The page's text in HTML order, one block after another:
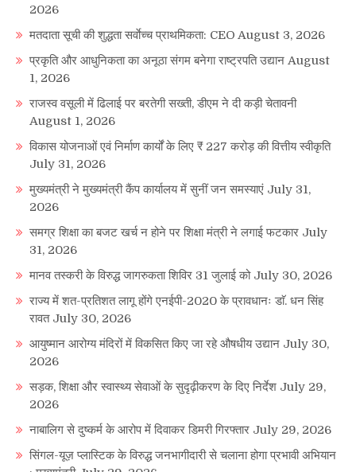
2026
मतदाता सूची की शुद्धता सर्वाेच्च प्राथमिकता: CEO August 3, 2026
प्रकृति और आधुनिकता का अनूठा संगम बनेगा राष्ट्रपति उद्यान August
1, 2026
राजस्व वसूली में ढिलाई पर बरतेगी सख्ती, डीएम ने दी कड़ी चेतावनी
August 1, 2026
विकास योजनाओं एवं निर्माण कार्यों के लिए ₹ 227 करोड़ की वित्तीय स्वीकृति
July 31, 2026
मुख्यमंत्री ने मुख्यमंत्री कैंप कार्यालय में सुनीं जन समस्याएं July 31,
2026
समग्र शिक्षा का बजट खर्च न होने पर शिक्षा मंत्री ने लगाई फटकार July
31, 2026
मानव तस्करी के विरुद्ध जागरुकता शिविर 31 जुलाई को July 30, 2026
राज्य में शत-प्रतिशत लागू होंगे एनईपी-2020 के प्रावधानः डाॅ. धन सिंह
रावत July 30, 2026
आयुष्मान आरोग्य मंदिरों में विकसित किए जा रहे औषधीय उद्यान July 30,
2026
सड़क, शिक्षा और स्वास्थ्य सेवाओं के सुदृढ़ीकरण के दिए निर्देश July 29,
2026
नाबालिग से दुष्कर्म के आरोप में दिवाकर डिमरी गिरफ्तार July 29, 2026
सिंगल-यूज़ प्लास्टिक के विरुद्ध जनभागीदारी से चलाना होगा प्रभावी अभियान